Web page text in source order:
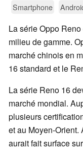
Smartphone
La série Oppo
milieu de gamme.
marché chinois en
16 standard et le
La série Reno 16
marché mondial.
plusieurs
et au Moyen-
aurait fait surface sur